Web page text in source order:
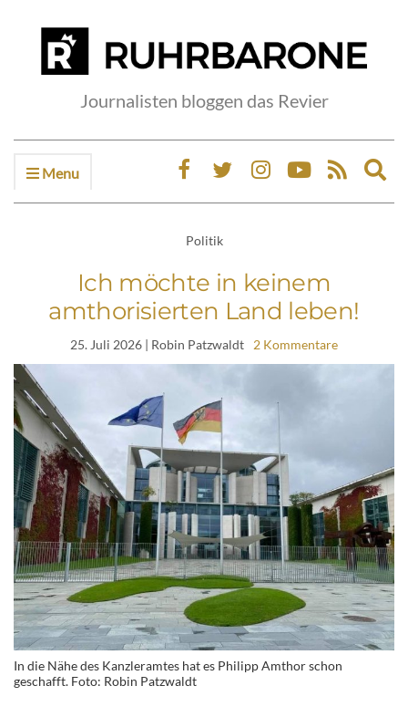
Journalisten bloggen das Revier
Menu
Politik
Ich möchte in keinem
amthorisierten Land leben!
25. Juli 2026 | Robin Patzwaldt 2 Kommentare
In die Nähe des Kanzleramtes hat es Philipp Amthor schon
geschafft. Foto: Robin Patzwaldt